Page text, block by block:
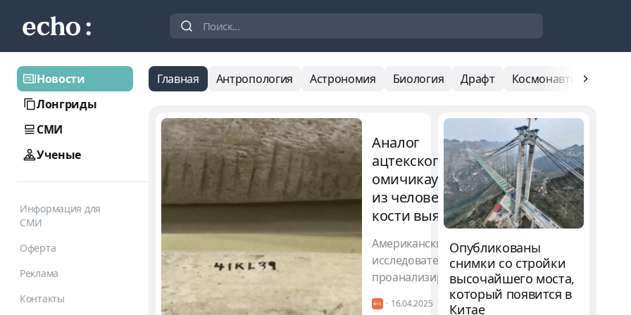
Новости
Лонгриды
СМИ
Ученые
Информация для
СМИ
Оферта
Реклама
Контакты
Главная Антропология Астрономия Биология Драфт Космонавтика
Аналог
ацтекского
омичикауацтли
из человеческой
кости выявили
среди находок
из Техаса
Американский
исследователь
проанализировал 29
найденных на юге
16.04.2025
Опубликованы
снимки со стройки
высочайшего моста,
который появится в
Китае